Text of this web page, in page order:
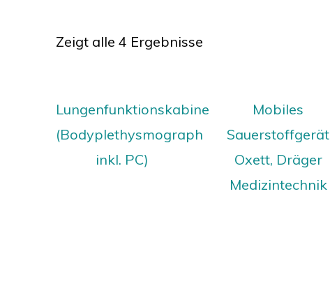
Zeigt alle 4 Ergebnisse
Lungenfunktionskabine
(Bodyplethysmograph
inkl. PC)
Mobiles
Sauerstoffgerät
Oxett, Dräger
Medizintechnik